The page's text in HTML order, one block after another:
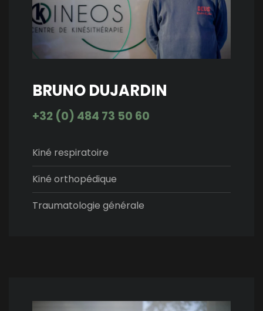
BRUNO DUJARDIN
+32 (0) 484 73 50 60
Kiné respiratoire
Kiné orthopédique
Traumatologie générale